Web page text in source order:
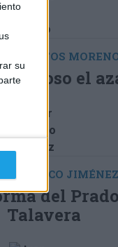
su
SANTOS
el
PACHECO JIMÉNEZ
del
Talavera